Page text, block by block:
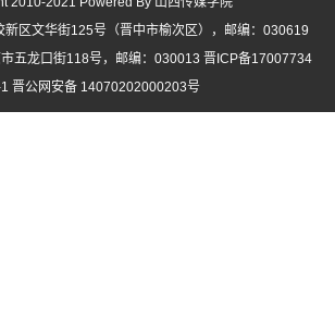
新区文华街125号（晋中市榆次区），邮编：030619
五龙口街118号，邮编：030013 晋ICP备17007734
晋公网安备 14070202000203号